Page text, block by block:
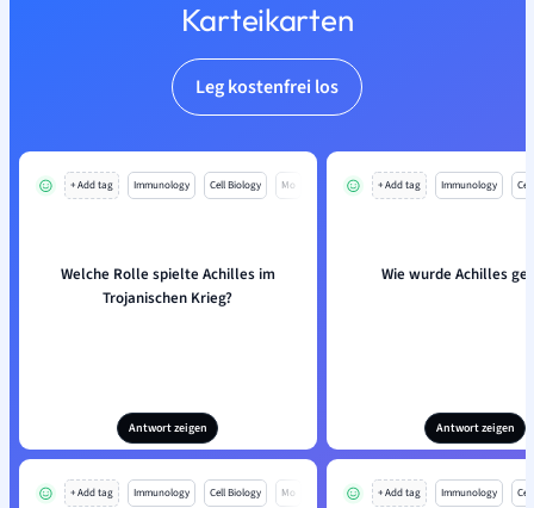
Karteikarten
Leg kostenfrei los
+ Add tag Immunology Cell Biology Mo
Welche Rolle spielte Achilles im
Trojanischen Krieg?
Antwort zeigen
+ Add tag Immunology
Wie wurde Achilles
Antwort zeigen
+ Add tag Immunology Cell Biology Mo + Add tag Immunology